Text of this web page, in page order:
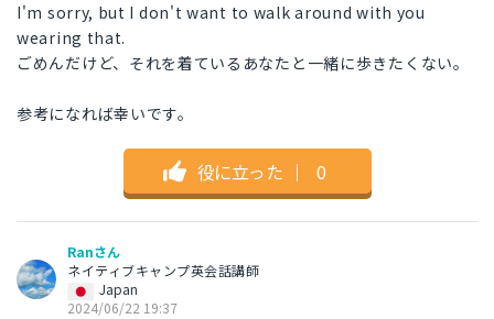
I'm sorry, but I don't want to walk around with you
wearing that.
ごめんだけど、それを着ているあなたと一緒に歩きたくない。
参考になれば幸いです。
役に立った ｜ 0
Ranさん
ネイティブキャンプ英会話講師
Japan
2024/06/22 19:37